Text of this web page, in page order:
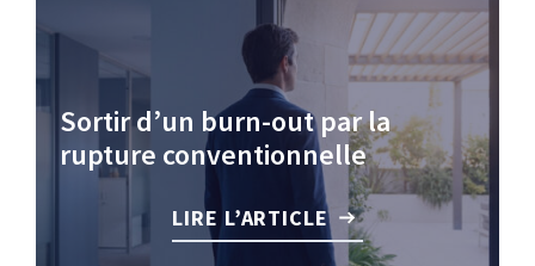
Sortir d’un burn-out par la
rupture conventionnelle
LIRE L’ARTICLE